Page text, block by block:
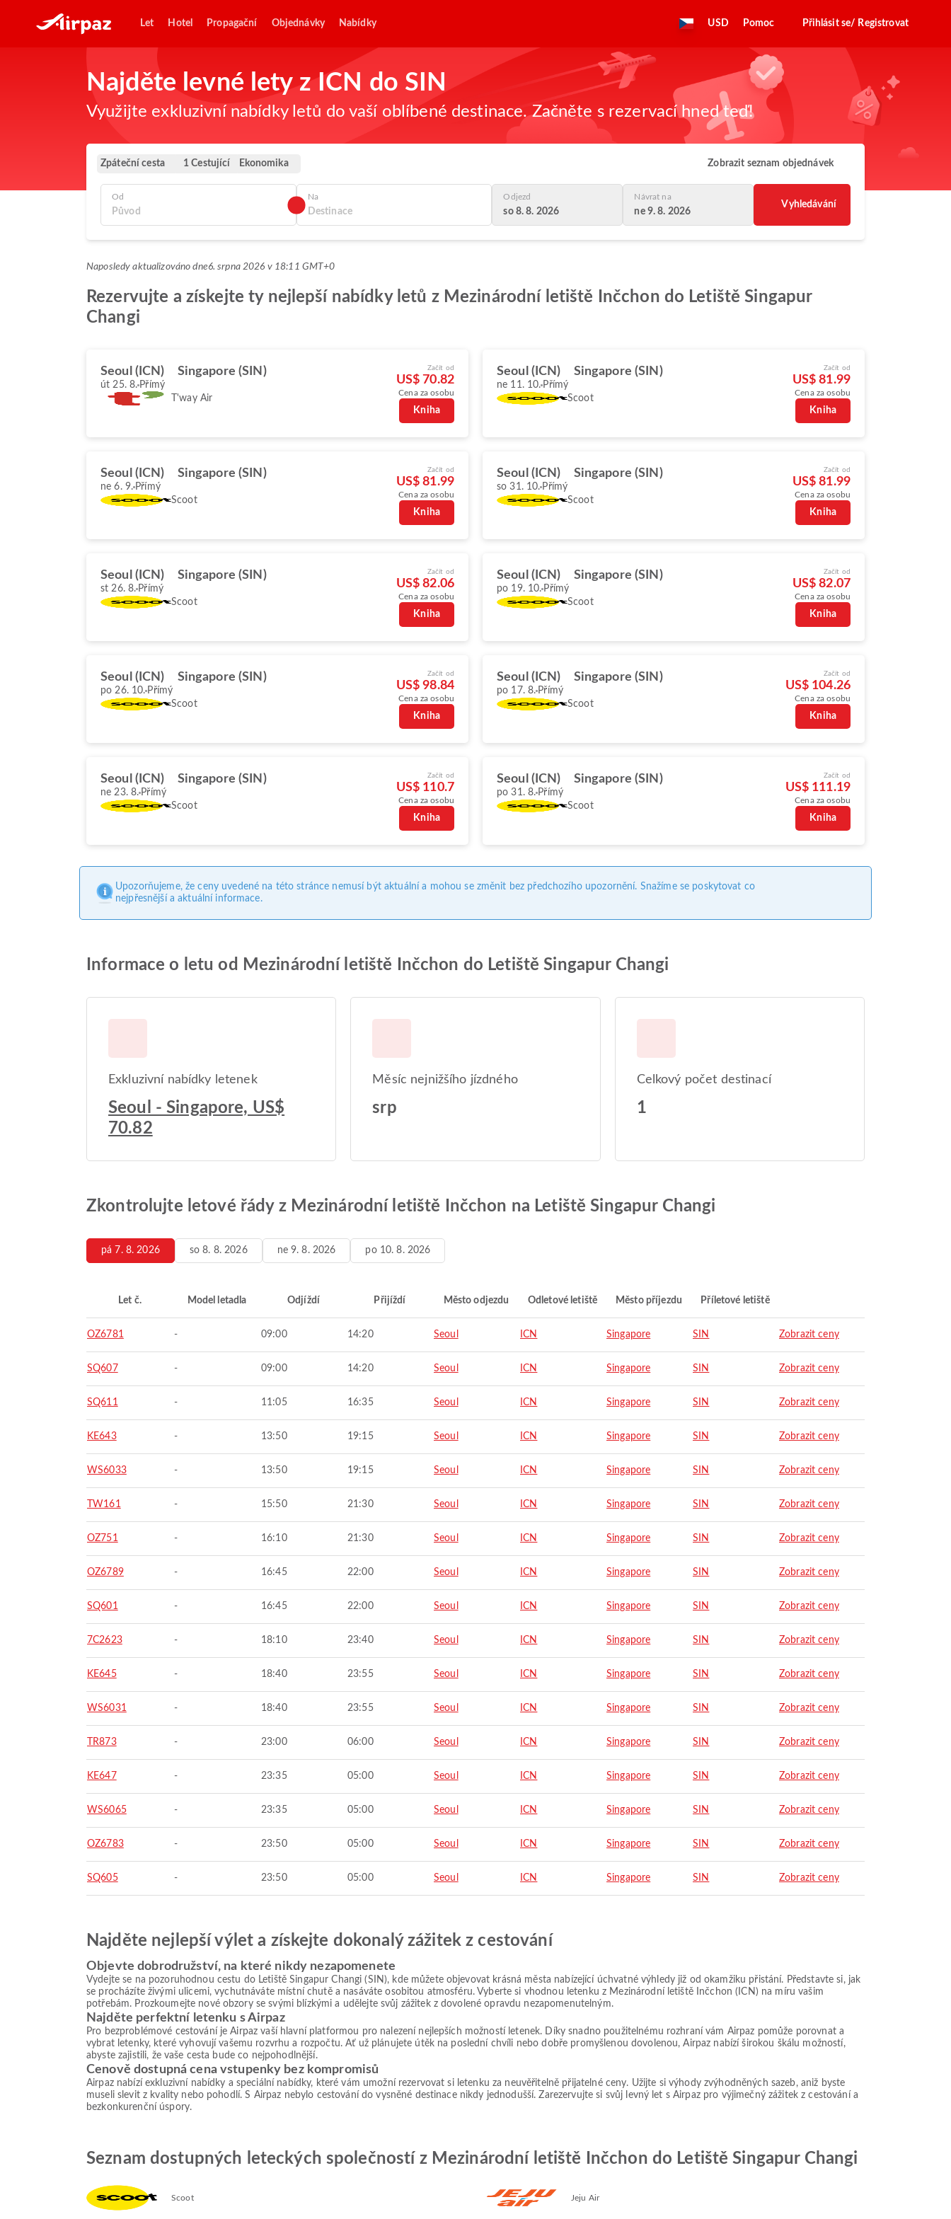
Let Hotel Propagační Objednávky Nabídky USD Pomoc Přihlásit se/ Registrovat
Najděte levné lety z ICN do SIN
Využijte exkluzivní nabídky letů do vaší oblíbené destinace. Začněte s rezervací hned teď!
Zpáteční cesta 1 Cestující Ekonomika Zobrazit seznam objednávek
Od Na Odjezd
so 8. 8. 2026
Návrat na
ne 9. 8. 2026
Vyhledávání
Naposledy aktualizováno dne6. srpna 2026 v 18:11 GMT+0
Rezervujte a získejte ty nejlepší nabídky letů z Mezinárodní letiště Inčchon do Letiště Singapur
Changi
Seoul (ICN) Singapore (SIN)
út 25. 8. Přímý
T'way Air
Začít od
US$ 70.82
Cena za osobu
Kniha
Seoul (ICN) Singapore (SIN)
ne 11. 10. Přímý
Scoot
Začít od
US$ 81.99
Cena za osobu
Kniha
Seoul (ICN) Singapore (SIN)
ne 6. 9. Přímý
Scoot
Začít od
US$ 81.99
Cena za osobu
Kniha
Seoul (ICN) Singapore (SIN)
so 31. 10. Přímý
Scoot
Začít od
US$ 81.99
Cena za osobu
Kniha
Seoul (ICN) Singapore (SIN)
st 26. 8. Přímý
Scoot
Začít od
US$ 82.06
Cena za osobu
Kniha
Seoul (ICN) Singapore (SIN)
po 19. 10. Přímý
Scoot
Začít od
US$ 82.07
Cena za osobu
Kniha
Seoul (ICN) Singapore (SIN)
po 26. 10. Přímý
Scoot
Začít od
US$ 98.84
Cena za osobu
Kniha
Seoul (ICN) Singapore (SIN)
po 17. 8. Přímý
Scoot
Začít od
US$ 104.26
Cena za osobu
Kniha
Seoul (ICN) Singapore (SIN)
ne 23. 8. Přímý
Scoot
Začít od
US$ 110.7
Cena za osobu
Kniha
Seoul (ICN) Singapore (SIN)
po 31. 8. Přímý
Scoot
Začít od
US$ 111.19
Cena za osobu
Kniha
Upozorňujeme, že ceny uvedené na této stránce nemusí být aktuální a mohou se změnit bez předchozího upozornění. Snažíme se poskytovat co
nejpřesnější a aktuální informace.
Informace o letu od Mezinárodní letiště Inčchon do Letiště Singapur Changi
Exkluzivní nabídky letenek
Seoul - Singapore, US$
70.82
Měsíc nejnižšího jízdného
srp
Celkový počet destinací
1
Zkontrolujte letové řády z Mezinárodní letiště Inčchon na Letiště Singapur Changi
pá 7. 8. 2026 so 8. 8. 2026 ne 9. 8. 2026 po 10. 8. 2026
Let č. Model letadla Odjíždí Přijíždí Město odjezdu Odletové letiště Město příjezdu Příletové letiště
OZ6781 - 09:00 14:20 Seoul ICN Singapore SIN Zobrazit ceny
SQ607 - 09:00 14:20 Seoul ICN Singapore SIN Zobrazit ceny
SQ611 - 11:05 16:35 Seoul ICN Singapore SIN Zobrazit ceny
KE643 - 13:50 19:15 Seoul ICN Singapore SIN Zobrazit ceny
WS6033 - 13:50 19:15 Seoul ICN Singapore SIN Zobrazit ceny
TW161 - 15:50 21:30 Seoul ICN Singapore SIN Zobrazit ceny
OZ751 - 16:10 21:30 Seoul ICN Singapore SIN Zobrazit ceny
OZ6789 - 16:45 22:00 Seoul ICN Singapore SIN Zobrazit ceny
SQ601 - 16:45 22:00 Seoul ICN Singapore SIN Zobrazit ceny
7C2623 - 18:10 23:40 Seoul ICN Singapore SIN Zobrazit ceny
KE645 - 18:40 23:55 Seoul ICN Singapore SIN Zobrazit ceny
WS6031 - 18:40 23:55 Seoul ICN Singapore SIN Zobrazit ceny
TR873 - 23:00 06:00 Seoul ICN Singapore SIN Zobrazit ceny
KE647 - 23:35 05:00 Seoul ICN Singapore SIN Zobrazit ceny
WS6065 - 23:35 05:00 Seoul ICN Singapore SIN Zobrazit ceny
OZ6783 - 23:50 05:00 Seoul ICN Singapore SIN Zobrazit ceny
SQ605 - 23:50 05:00 Seoul ICN Singapore SIN Zobrazit ceny
Najděte nejlepší výlet a získejte dokonalý zážitek z cestování
Objevte dobrodružství, na které nikdy nezapomenete
Vydejte se na pozoruhodnou cestu do Letiště Singapur Changi (SIN), kde můžete objevovat krásná města nabízející úchvatné výhledy již od okamžiku přistání. Představte si, jak
se procházíte živými ulicemi, vychutnáváte místní chutě a nasáváte osobitou atmosféru. Vyberte si vhodnou letenku z Mezinárodní letiště Inčchon (ICN) na míru vašim
potřebám. Prozkoumejte nové obzory se svými blízkými a udělejte svůj zážitek z dovolené opravdu nezapomenutelným.
Najděte perfektní letenku s Airpaz
Pro bezproblémové cestování je Airpaz vaší hlavní platformou pro nalezení nejlepších možností letenek. Díky snadno použitelnému rozhraní vám Airpaz pomůže porovnat a
vybrat letenky, které vyhovují vašemu rozvrhu a rozpočtu. Ať už plánujete útěk na poslední chvíli nebo dobře promyšlenou dovolenou, Airpaz nabízí širokou škálu možností,
abyste zajistili, že vaše cesta bude co nejpohodlnější.
Cenově dostupná cena vstupenky bez kompromisů
Airpaz nabízí exkluzivní nabídky a speciální nabídky, které vám umožní rezervovat si letenku za neuvěřitelně přijatelné ceny. Užijte si výhody zvýhodněných sazeb, aniž byste
museli slevit z kvality nebo pohodlí. S Airpaz nebylo cestování do vysněné destinace nikdy jednodušší. Zarezervujte si svůj levný let s Airpaz pro výjimečný zážitek z cestování a
bezkonkurenční úspory.
Seznam dostupných leteckých společností z Mezinárodní letiště Inčchon do Letiště Singapur Changi
Scoot Jeju Air